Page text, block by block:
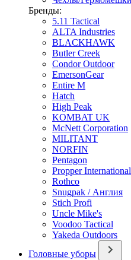
Бренды:
5.11 Tactical
ALTA Industries
BLACKHAWK
Butler Creek
Condor Outdoor
EmersonGear
Entire M
Hatch
High Peak
KOMBAT UK
McNett Corporation
MILITANT
NORFIN
Pentagon
Propper International
Rothco
Snugpak / Англия
Stich Profi
Uncle Mike's
Voodoo Tactical
Yakeda Outdoors
Головные уборы